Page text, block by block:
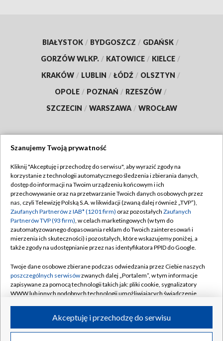
BIAŁYSTOK / BYDGOSZCZ / GDAŃSK /
GORZÓW WLKP. / KATOWICE / KIELCE /
KRAKÓW / LUBLIN / ŁÓDŹ / OLSZTYN /
OPOLE / POZNAŃ / RZESZÓW /
SZCZECIN / WARSZAWA / WROCŁAW
TVP
Abonament TVP
Emisja w TVP
Centrum informacji TVP
Naziemna Telewizja Cyfrowa
Rada Programowa
System NOS
Informacje o nadawcy
Program dla prasy
Regulamin TVP
Polityka prywatności
Moje zgody
Pomoc
Kontakt
Kanały
©2026 Telewizja Polska S.A. w likwidacji
Szanujemy Twoją prywatność
Kliknij "Akceptuję i przechodzę do serwisu", aby wyrazić zgody na
korzystanie z technologii automatycznego śledzenia i zbierania danych,
dostęp do informacji na Twoim urządzeniu końcowym i ich
przechowywanie oraz na przetwarzanie Twoich danych osobowych przez
nas, czyli Telewizję Polską S.A. w likwidacji (zwaną dalej również „TVP”),
Zaufanych Partnerów z IAB* (1201 firm) oraz pozostałych Zaufanych
Partnerów TVP (93 firm), w celach marketingowych (w tym do
zautomatyzowanego dopasowania reklam do Twoich zainteresowań i
mierzenia ich skuteczności) i pozostałych, które wskazujemy poniżej, a
także zgody na udostępnianie przez nas identyfikatora PPID do Google.
Twoje dane osobowe zbierane podczas odwiedzania przez Ciebie naszych
poszczególnych serwisówzwanych dalej „Portalem”, w tym informacje
zapisywane za pomocą technologii takich jak: pliki cookie, sygnalizatory
WWW lub innych podobnych technologii umożliwiających świadczenie
ruchu w Internecie.Akceptuję i przechodzę do serwisu